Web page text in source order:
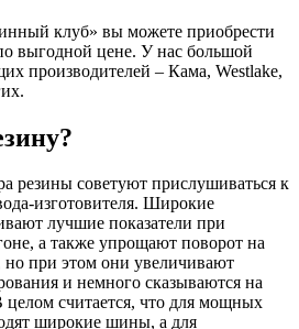
клуб» вы можете приобрести
выгодной цене. У нас большой
производителей – Кама, Westlake,
резины советуют прислушиваться к
изготовителя. Широкие
лучшие показатели при
а также упрощают поворот на
но при этом они увеличивают
и немного сказываются на
целом считается, что для мощных
широкие шины, а для